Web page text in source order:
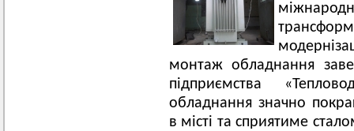
монтаж обладнання
підприємства
обладнання значно
в місті та сприятиме